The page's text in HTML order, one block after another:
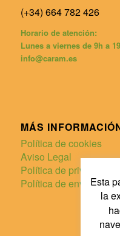
(+34) 664 782 426
Horario de atención:
Lunes a viernes de 9h a
info@caram.es
MÁS
Política de cookies
Aviso Legal
Política de privacidad
Política de envíos y
Esta
la